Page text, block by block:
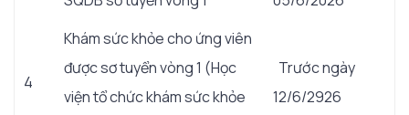
4
Khám sức khỏe cho ứng viên
được sơ tuyển vòng 1 (Học
viện tổ chức khám sức khỏe
Trước ngày
12/6/2926